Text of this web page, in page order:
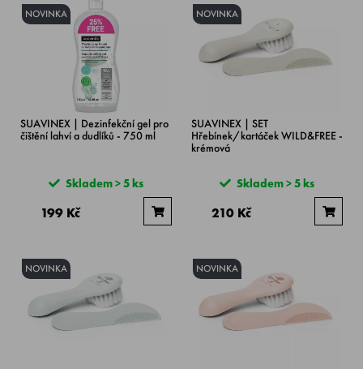
NOVINKA
SUAVINEX | Dezinfekční gel pro
čištění lahví a dudlíků - 750 ml
Skladem > 5 ks
199 Kč
NOVINKA
SUAVINEX | SET
Hřebínek/kartáček WILD&FREE -
krémová
Skladem > 5 ks
210 Kč
NOVINKA NOVINKA